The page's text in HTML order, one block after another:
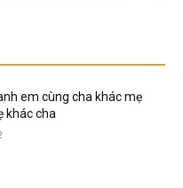
em cùng cha khác mẹ
khác cha